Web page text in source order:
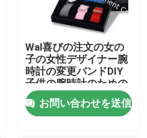
Wal喜びの注文の女の
子の女性デザイナー腕
時計の変更バンドDIY
子供の腕時計のための
ロゴによって編まれる
革紐の贅沢なギフトの
腕時計セット
お問い合わせを送信